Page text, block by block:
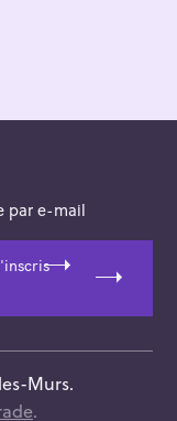
par e-mail
Murs.
.